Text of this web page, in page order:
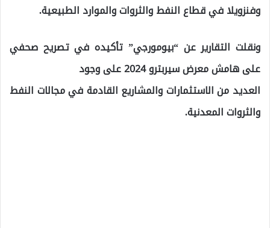
وفنزويلا في قطاع النفط والثروات والموارد الطبيعية.
ونقلت التقارير عن “بيومورجي” تأكيده في تصريح صحفي
على هامش معرض سيربترو 2024 على وجود
العديد من الاستثمارات والمشاريع القادمة في مجالات النفط
والثروات المعدنية.